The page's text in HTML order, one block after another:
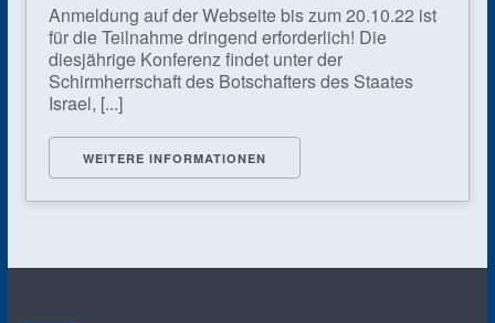
Anmeldung auf der Webseite bis zum 20.10.22 ist
für die Teilnahme dringend erforderlich! Die
diesjährige Konferenz findet unter der
Schirmherrschaft des Botschafters des Staates
Israel, [...]
WEITERE INFORMATIONEN